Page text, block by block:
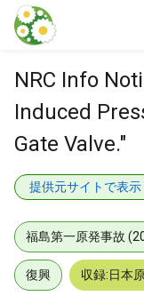
本文に飛ぶ
NRC Info
Induced
Gate Valve."
提供元サイトで表示
福島第一原発事故
復興 収録:日本